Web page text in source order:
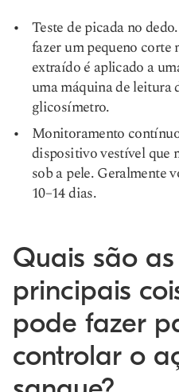
Teste de picada no
fazer um pequeno corte
extraído é aplicado a
uma máquina de leitura
glicosímetro.
Monitoramento
dispositivo vestível que
sob a pele. Geralmente
10–14 dias.
Quais são
principais
pode fazer
controlar o